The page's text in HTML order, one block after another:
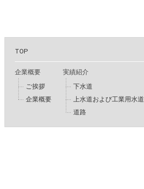
TOP
企業概要
ご挨拶
企業概要
実績紹介
下水道
上水道および工業用水道
道路